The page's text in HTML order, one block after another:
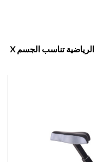
لياقة بدنية داخلية مغناطيسية للصالة الرياضية تناسب الجسم X